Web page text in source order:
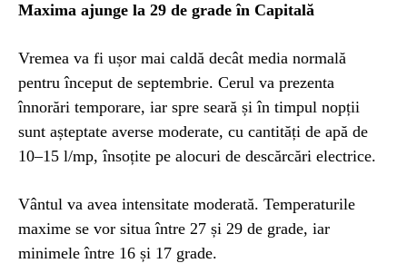
Maxima ajunge la 29 de grade în Capitală
Vremea va fi ușor mai caldă decât media normală
pentru început de septembrie. Cerul va prezenta
înnorări temporare, iar spre seară și în timpul nopții
sunt așteptate averse moderate, cu cantități de apă de
10–15 l/mp, însoțite pe alocuri de descărcări electrice.
Vântul va avea intensitate moderată. Temperaturile
maxime se vor situa între 27 și 29 de grade, iar
minimele între 16 și 17 grade.